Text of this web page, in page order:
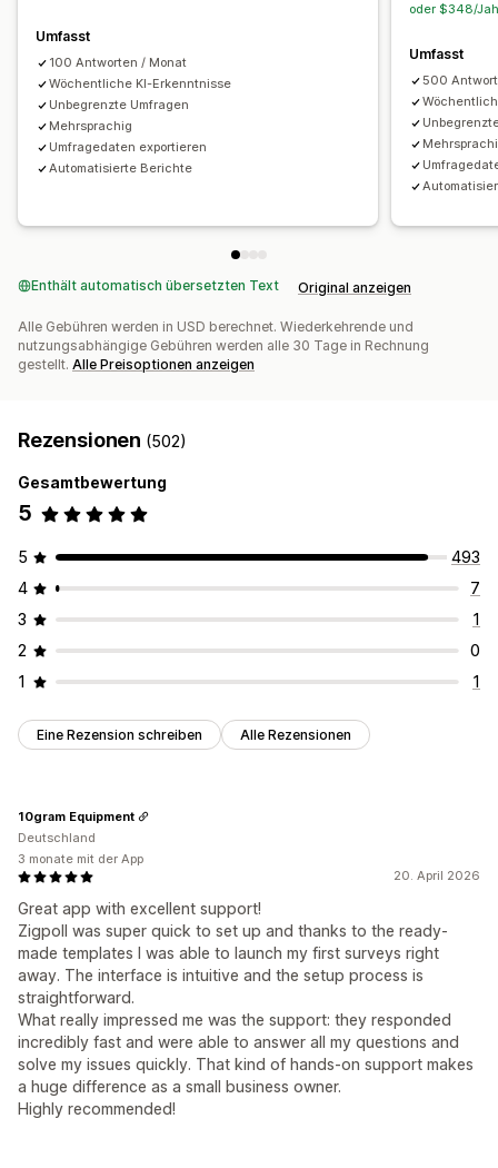
Net Promoter Score (NPS)
Nach dem Kauf Zuordnung
Verwaltung von Einreichungen
SMS E-Mail Datenexport Kundensegmente
Umfasst
100 Antworten / Monat
Wöchentliche KI-Erkenntnisse
Unbegrenzte Umfragen
Mehrsprachig
Umfragedaten exportieren
Automatisierte Berichte
oder $348/
Umfasst
500
Enthält automatisch übersetzten Text Original anzeigen
Alle Gebühren werden in USD berechnet. Wiederkehrende und
nutzungsabhängige Gebühren werden alle 30 Tage in Rechnung
gestellt. Alle Preisoptionen anzeigen
Rezensionen (502)
Gesamtbewertung
5
5
493
4
7
3
1
2
0
1
1
Eine Rezension schreiben Alle Rezensionen
20. April 2026
Great app with excellent support!
Zigpoll was super quick to set up and thanks to the ready-
made templates I was able to launch my first surveys right
away. The interface is intuitive and the setup process is
straightforward.
What really impressed me was the support: they responded
incredibly fast and were able to answer all my questions and
solve my issues quickly. That kind of hands-on support makes
a huge difference as a small business owner.
Highly recommended!
10gram Equipment
Deutschland
3 monate mit der App